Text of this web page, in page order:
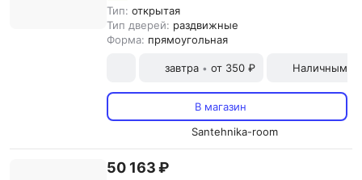
Тип: открытая
Тип дверей: раздвижные
Форма: прямоугольная
завтра • от 350 ₽ Наличными
В магазин
Santehnika-room
50 163 ₽